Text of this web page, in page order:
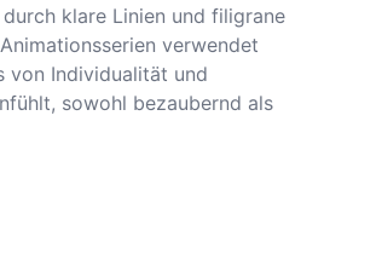
klare Linien und filigrane
verwendet
von Individualität und
sowohl bezaubernd als